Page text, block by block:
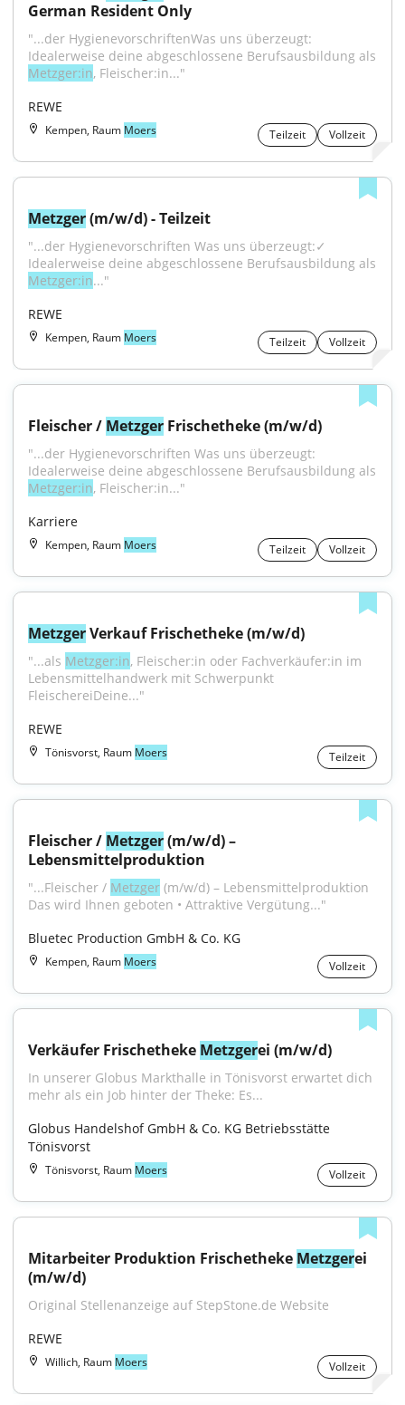
German Resident Only
"...der HygienevorschriftenWas uns überzeugt:
Metzger:in, Fleischer:in..."
REWE
Kempen, Raum Moers Teilzeit Vollzeit
Metzger (m/w/d) - Teilzeit
"...der Hygienevorschriften Was uns überzeugt:✓
Metzger:in..."
REWE
Kempen, Raum Moers Teilzeit Vollzeit
Fleischer / Metzger Frischetheke (m/w/d)
"...der Hygienevorschriften Was uns überzeugt:
Metzger:in, Fleischer:in..."
Karriere
Kempen, Raum Moers Teilzeit Vollzeit
Metzger Verkauf Frischetheke (m/w/d)
"...als Metzger:in, Fleischer:in oder Fachverkäufer:in im
Lebensmittelhandwerk mit Schwerpunkt
FleischereiDeine..."
REWE
Tönisvorst, Raum Moers Teilzeit
Fleischer / Metzger (m/w/d) –
Lebensmittelproduktion
"...Fleischer / Metzger (m/w/d) – Lebensmittelproduktion
Das wird Ihnen geboten • Attraktive Vergütung..."
Bluetec Production GmbH & Co. KG
Kempen, Raum Moers Vollzeit
Verkäufer Frischetheke Metzgerei (m/w/d)
In unserer Globus Markthalle in Tönisvorst erwartet dich
mehr als ein Job hinter der Theke: Es...
Globus Handelshof GmbH & Co. KG Betriebsstätte
Tönisvorst
Tönisvorst, Raum Moers Vollzeit
Mitarbeiter Produktion Frischetheke Metzgerei
(m/w/d)
Original Stellenanzeige auf StepStone.de Website
REWE
Willich, Raum Moers Vollzeit